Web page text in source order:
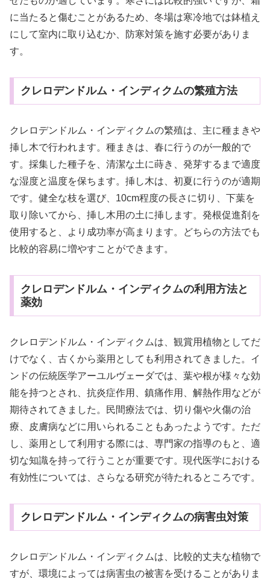
に当たると傷むことがあるため、冬場は寒冷地では鉢植え
にして室内に取り込むか、防寒対策を施す必要がありま
す。
クレロデンドルム・インディクムの繁殖方法
クレロデンドルム・インディクムの繁殖は、主に種まきや
挿し木で行われます。種まきは、春に行うのが一般的で
す。採集した種子を、清潔な土に蒔き、発芽するまで適度
な湿度と温度を保ちます。挿し木は、初夏に行うのが適期
です。健全な枝を選び、10cm程度の長さに切り、下葉を
取り除いてから、挿し木用の土に挿します。発根促進剤を
使用すると、より成功率が高まります。どちらの方法でも
比較的容易に増やすことができます。
クレロデンドルム・インディクムの利用方法と
薬効
クレロデンドルム・インディクムは、観賞用植物としてだ
けでなく、古くから薬用としても利用されてきました。イ
ンドの伝統医学アーユルヴェーダでは、葉や根が様々な効
能を持つとされ、抗炎症作用、鎮痛作用、解熱作用などが
期待されてきました。民間療法では、切り傷や火傷の治
療、皮膚病などに用いられることもあったようです。ただ
し、薬用として利用する際には、専門家の指導のもと、適
切な知識を持って行うことが重要です。現代医学における
有効性については、さらなる研究が待たれるところです。
クレロデンドルム・インディクムの病害虫対策
クレロデンドルム・インディクムは、比較的丈夫な植物で
すが、環境によっては病害虫の被害を受けることがありま